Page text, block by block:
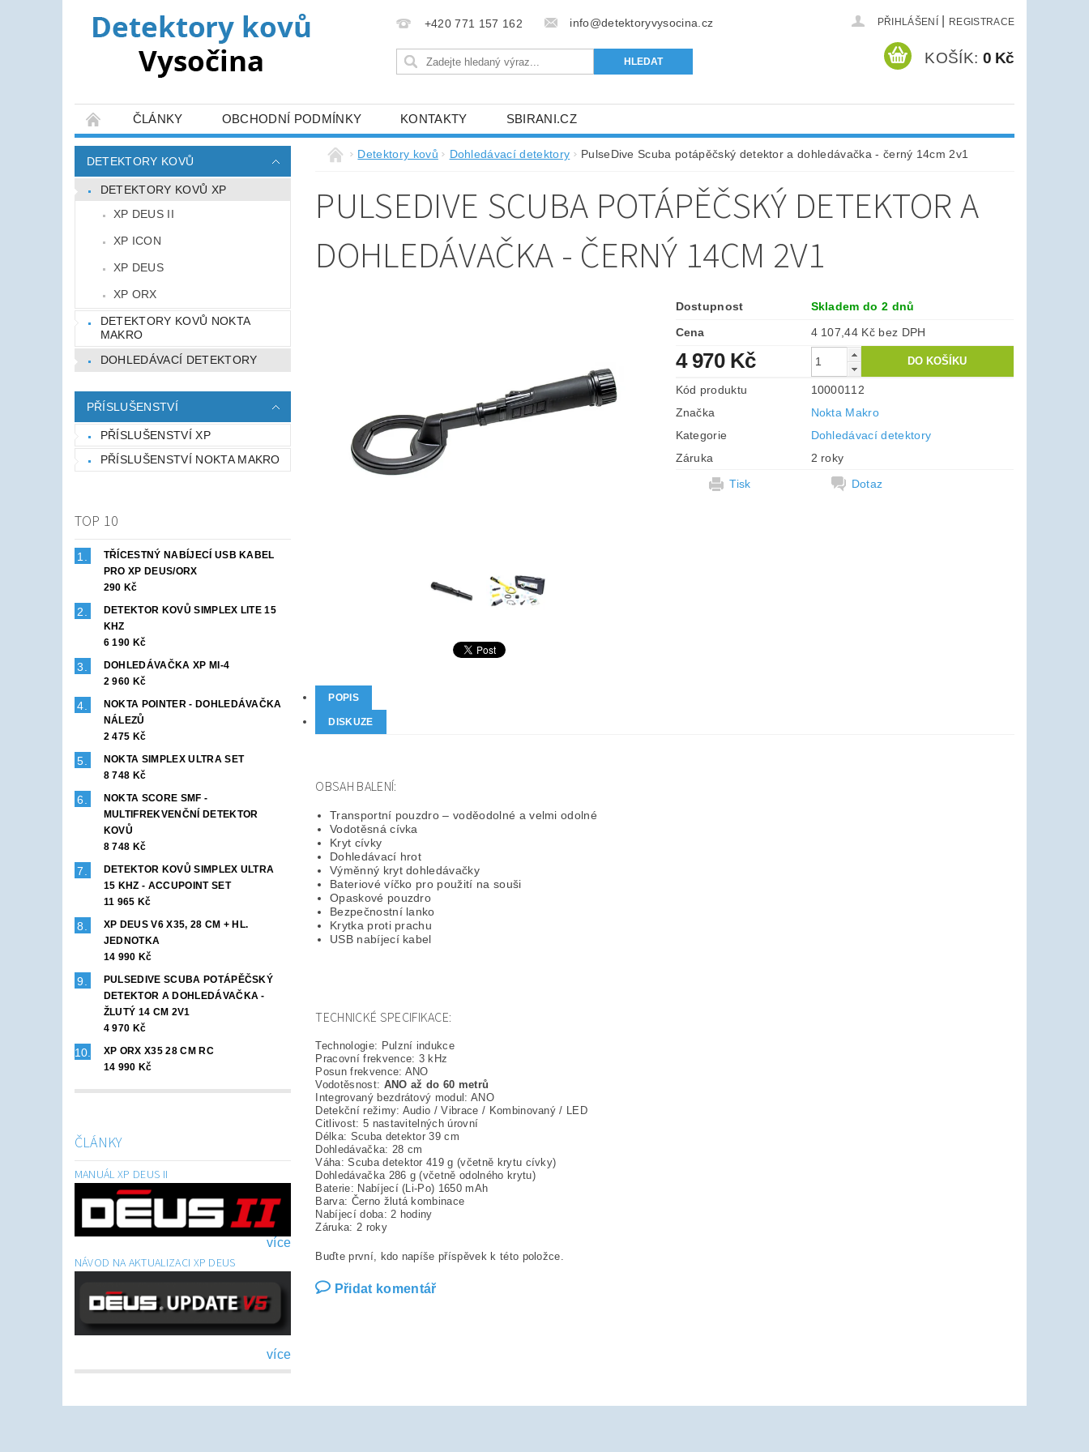
+420 771 157 162 info@detektoryvysocina.cz PŘIHLÁŠENÍ REGISTRACE
KOŠÍK: 0 Kč
ČLÁNKY OBCHODNÍ PODMÍNKY KONTAKTY SBIRANI.CZ
DETEKTORY KOVŮ
DETEKTORY KOVŮ XP
XP DEUS II
XP ICON
XP DEUS
XP ORX
DETEKTORY KOVŮ NOKTA
MAKRO
DOHLEDÁVACÍ DETEKTORY
PŘÍSLUŠENSTVÍ
PŘÍSLUŠENSTVÍ XP
PŘÍSLUŠENSTVÍ NOKTA MAKRO
TOP 10
TŘÍCESTNÝ NABÍJECÍ USB KABEL
PRO XP DEUS/ORX
290 Kč
DETEKTOR KOVŮ SIMPLEX LITE 15
KHZ
6 190 Kč
DOHLEDÁVAČKA XP MI-4
2 960 Kč
NOKTA POINTER - DOHLEDÁVAČKA
NÁLEZŮ
2 475 Kč
NOKTA SIMPLEX ULTRA SET
8 748 Kč
NOKTA SCORE SMF -
MULTIFREKVENČNÍ DETEKTOR
KOVŮ
8 748 Kč
DETEKTOR KOVŮ SIMPLEX ULTRA
15 KHZ - ACCUPOINT SET
11 965 Kč
XP DEUS V6 X35, 28 CM + HL.
JEDNOTKA
14 990 Kč
PULSEDIVE SCUBA POTÁPĚČSKÝ
DETEKTOR A DOHLEDÁVAČKA -
ŽLUTÝ 14 CM 2V1
4 970 Kč
XP ORX X35 28 CM RC
14 990 Kč
ČLÁNKY
MANUÁL XP DEUS II
více
NÁVOD NA AKTUALIZACI XP DEUS
více
Detektory kovů Dohledávací detektory PulseDive Scuba potápěčský detektor a dohledávačka - černý 14cm 2v1
PULSEDIVE SCUBA POTÁPĚČSKÝ DETEKTOR A
DOHLEDÁVAČKA - ČERNÝ 14CM 2V1
Dostupnost
Skladem do 2 dnů
Cena
4 107,44 Kč bez DPH
4 970 Kč
Kód produktu
10000112
Značka
Nokta Makro
Kategorie
Dohledávací detektory
Záruka
2 roky
Tisk
Dotaz
POPIS
DISKUZE
OBSAH BALENÍ:
Transportní pouzdro – voděodolné a velmi odolné
Vodotěsná cívka
Kryt cívky
Dohledávací hrot
Výměnný kryt dohledávačky
Bateriové víčko pro použití na souši
Opaskové pouzdro
Bezpečnostní lanko
Krytka proti prachu
USB nabíjecí kabel
TECHNICKÉ SPECIFIKACE:
Technologie: Pulzní indukce
Pracovní frekvence: 3 kHz
Posun frekvence: ANO
Vodotěsnost: ANO až do 60 metrů
Integrovaný bezdrátový modul: ANO
Detekční režimy: Audio / Vibrace / Kombinovaný / LED
Citlivost: 5 nastavitelných úrovní
Délka: Scuba detektor 39 cm
Dohledávačka: 28 cm
Váha: Scuba detektor 419 g (včetně krytu cívky)
Dohledávačka 286 g (včetně odolného krytu)
Baterie: Nabíjecí (Li-Po) 1650 mAh
Barva: Černo žlutá kombinace
Nabíjecí doba: 2 hodiny
Záruka: 2 roky
Buďte první, kdo napíše příspěvek k této položce.
Přidat komentář